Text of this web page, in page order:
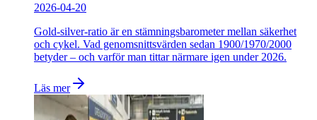
2026-04-20
Gold-silver-ratio är en stämningsbarometer mellan säkerhet
och cykel. Vad genomsnittsvärden sedan 1900/1970/2000
betyder – och varför man tittar närmare igen under 2026.
Läs mer